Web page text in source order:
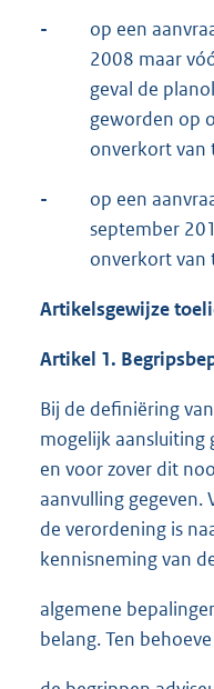
-
op een
2008 maar
geval de
geworden op
onverkort van
-
op een
september
onverkort van
Artikelsgewijze
Artikel 1.
Bij de definiëring
mogelijk aansluiting
en voor zover dit
aanvulling gegeven.
de verordening is
kennisneming van
algemene
belang. Ten